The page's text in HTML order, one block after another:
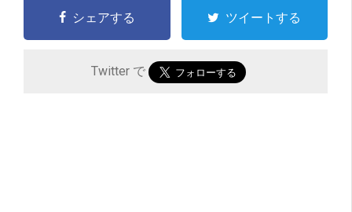
シェアする ツイートする
Twitter で